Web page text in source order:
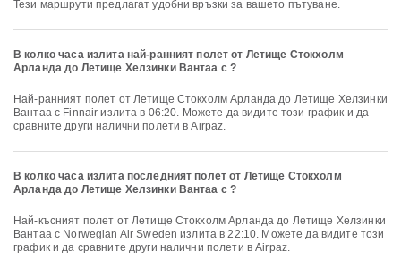
Тези маршрути предлагат удобни връзки за вашето пътуване.
В колко часа излита най-ранният полет от Летище Стокхолм
Арланда до Летище Хелзинки Вантаа с ?
Най-ранният полет от Летище Стокхолм Арланда до Летище Хелзинки
Вантаа с Finnair излита в 06:20. Можете да видите този график и да
сравните други налични полети в Airpaz.
В колко часа излита последният полет от Летище Стокхолм
Арланда до Летище Хелзинки Вантаа с ?
Най-късният полет от Летище Стокхолм Арланда до Летище Хелзинки
Вантаа с Norwegian Air Sweden излита в 22:10. Можете да видите този
график и да сравните други налични полети в Airpaz.